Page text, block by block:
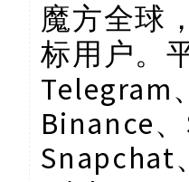
魔方全球
标用户。
Telegram
Binance
Snapchat